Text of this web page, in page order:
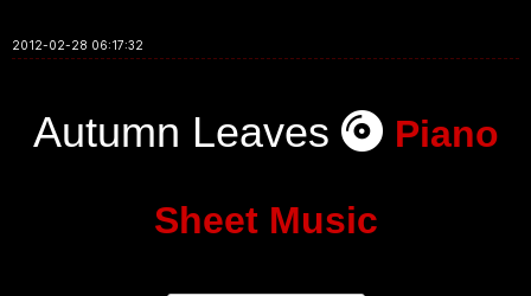
2012-02-28 06:17:32
Autumn Leaves Piano
Sheet Music